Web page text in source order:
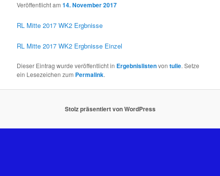
Veröffentlicht am14. November 2017
RL Mitte 2017 WK2 Ergbnisse
RL Mitte 2017 WK2 Ergbnisse Einzel
Dieser Eintrag wurde veröffentlicht in Ergebnislistenvontulie. Setze
ein Lesezeichen zum Permalink.
Stolz präsentiert von WordPress